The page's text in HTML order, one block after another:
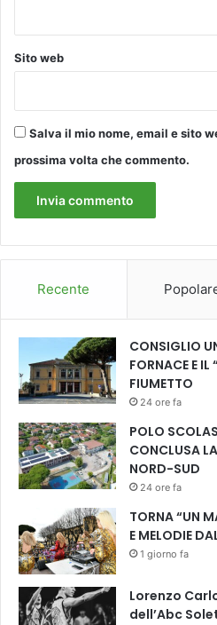
Sito web
Salva il mio nome, email e sito
prossima volta che commento.
Recente
CONSIGLIO
FORNACE E IL
FIUMETTO
24 ore fa
POLO
CONCLUSA
NORD-SUD
24 ore fa
TORNA “UN
E MELODIE
1 giorno fa
Lorenzo
dell’Abc